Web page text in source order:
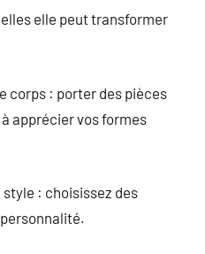
elle peut transformer
corps : porter des pièces
apprécier vos formes
: choisissez des